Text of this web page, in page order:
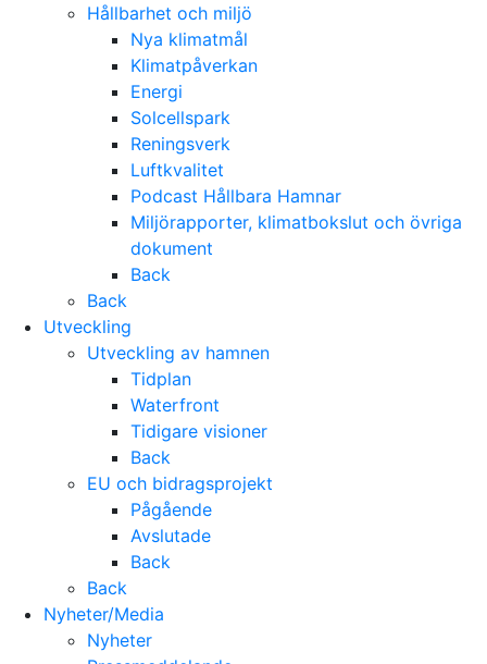
Hållbarhet och miljö
Nya klimatmål
Klimatpåverkan
Energi
Solcellspark
Reningsverk
Luftkvalitet
Podcast Hållbara Hamnar
Miljörapporter, klimatbokslut och övriga
dokument
Back
Back
Utveckling
Utveckling av hamnen
Tidplan
Waterfront
Tidigare visioner
Back
EU och bidragsprojekt
Pågående
Avslutade
Back
Back
Nyheter/Media
Nyheter